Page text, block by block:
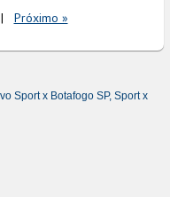
| Próximo »
Sport x Botafogo SP, Sport x